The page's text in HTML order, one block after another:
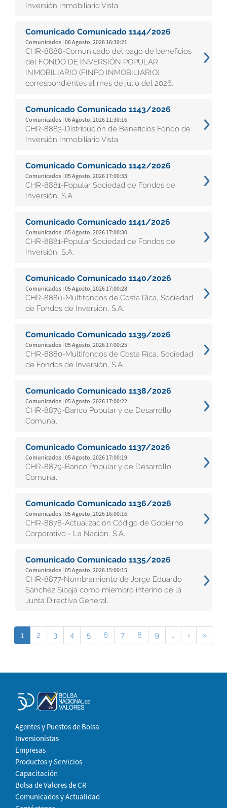
Inversión Inmobiliario Vista
Comunicado Comunicado 1144/2026
Comunicados | 06 Agosto, 2026 16:30:21
CHR-8888-Comunicado del pago de beneficios
del FONDO DE INVERSIÓN POPULAR
INMOBILIARIO (FINPO INMOBILIARIO)
correspondientes al mes de julio del 2026.
Comunicado Comunicado 1143/2026
Comunicados | 06 Agosto, 2026 11:30:16
CHR-8883-Distribución de Beneficios Fondo de
Inversión Inmobiliario Vista
Comunicado Comunicado 1142/2026
Comunicados | 05 Agosto, 2026 17:00:33
CHR-8881-Popular Sociedad de Fondos de
Inversión, S.A.
Comunicado Comunicado 1141/2026
Comunicados | 05 Agosto, 2026 17:00:30
CHR-8881-Popular Sociedad de Fondos de
Inversión, S.A.
Comunicado Comunicado 1140/2026
Comunicados | 05 Agosto, 2026 17:00:28
CHR-8880-Multifondos de Costa Rica, Sociedad
de Fondos de Inversión, S.A.
Comunicado Comunicado 1139/2026
Comunicados | 05 Agosto, 2026 17:00:25
CHR-8880-Multifondos de Costa Rica, Sociedad
de Fondos de Inversión, S.A.
Comunicado Comunicado 1138/2026
Comunicados | 05 Agosto, 2026 17:00:22
CHR-8879-Banco Popular y de Desarrollo
Comunal
Comunicado Comunicado 1137/2026
Comunicados | 05 Agosto, 2026 17:00:19
CHR-8879-Banco Popular y de Desarrollo
Comunal
Comunicado Comunicado 1136/2026
Comunicados | 05 Agosto, 2026 16:00:16
CHR-8878-Actualización Código de Gobierno
Corporativo - La Nación, S.A.
Comunicado Comunicado 1135/2026
Comunicados | 05 Agosto, 2026 15:00:15
CHR-8877-Nombramiento de Jorge Eduardo
Sánchez Sibaja como miembro interino de la
Junta Directiva General.
1 2 3 4 5 6 7 8 9 … › »
Agentes y Puestos de Bolsa
Inversionistas
Empresas
Productos y Servicios
Capacitación
Bolsa de Valores de CR
Comunicados y Actualidad